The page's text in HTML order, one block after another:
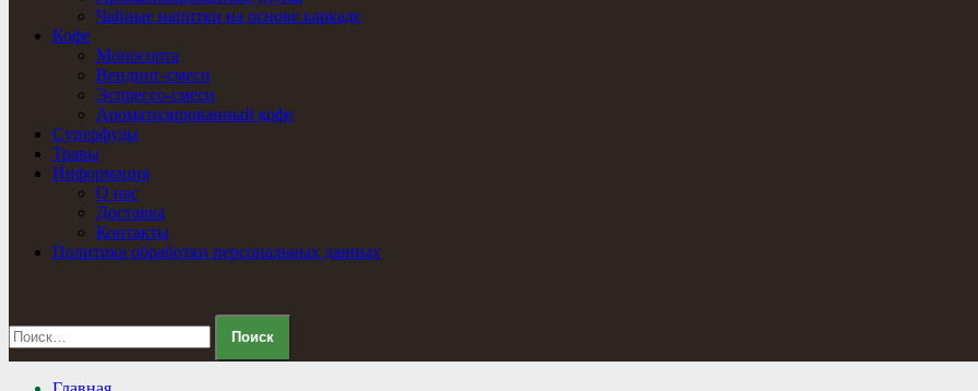
Чайные напитки на основе каркаде
Кофе
Моносорта
Вендинг-смеси
Эспрессо-смеси
Ароматизированный кофе
Суперфуды
Травы
Информация
О нас
Доставка
Контакты
Политика обработки персональных данных
Найти: